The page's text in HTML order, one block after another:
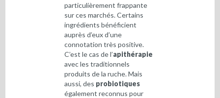
particulièrement frappante
sur ces marchés. Certains
ingrédients bénéficient
auprès d’eux d’une
connotation très positive.
C’est le cas de l’apithérapie
avec les traditionnels
produits de la ruche. Mais
aussi, des probiotiques
également reconnus pour